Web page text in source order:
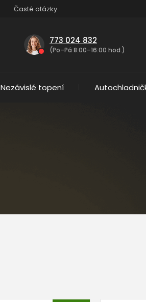
Časté otázky
773 024 832
(Po–Pá 8:00–16:00 hod.)
Nezávislé topení